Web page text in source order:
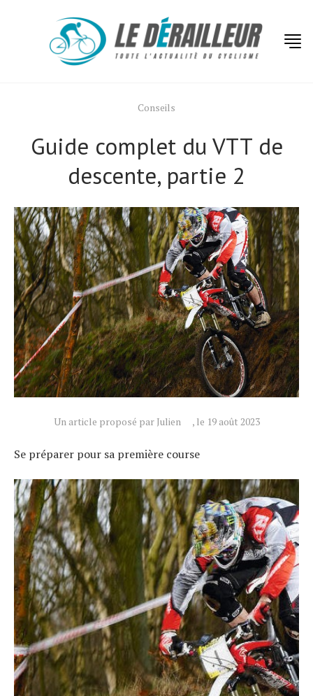
Conseils
Guide complet du VTT de
descente, partie 2
Un article proposé par Julien , le 19 août 2023
Se préparer pour sa première course